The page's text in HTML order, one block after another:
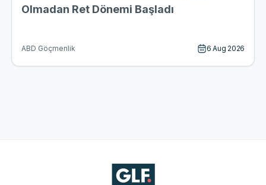
Olmadan Ret Dönemi Başladı
ABD Göçmenlik 6 Aug 2026